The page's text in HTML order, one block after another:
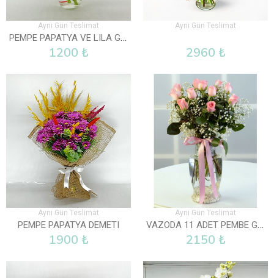
Aynı Gün Teslimat
PEMPE PAPATYA VE LILA GÜL VAZOLU
1200 ₺
Aynı Gün Teslimat
2960 ₺
Aynı Gün Teslimat
PEMPE PAPATYA DEMETI
1900 ₺
Aynı Gün Teslimat
VAZODA 11 ADET PEMBE GÜL
2150 ₺